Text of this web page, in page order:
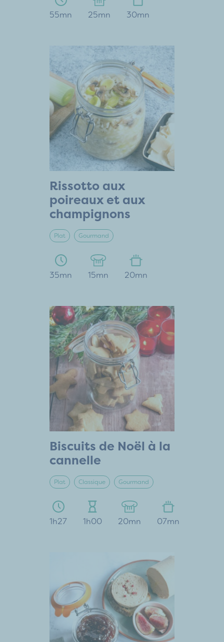
55mn 25mn 30mn
Rissotto aux
poireaux et aux
champignons
Plat Gourmand
35mn 15mn 20mn
Biscuits de Noël à la
cannelle
Plat Classique Gourmand
1h27 1h00 20mn 07mn